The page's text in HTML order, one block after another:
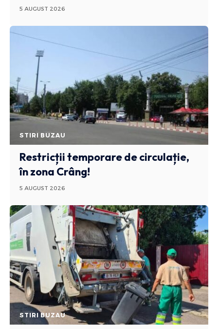
5 AUGUST 2026
STIRI BUZAU
Restricții temporare de circulație,
în zona Crâng!
5 AUGUST 2026
STIRI BUZAU